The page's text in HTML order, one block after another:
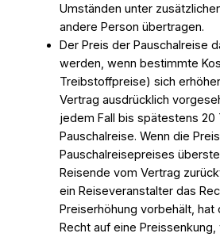
Umständen unter
andere Person übertragen.
Der Preis der Pauschalreise
werden, wenn bestimmte
Treibstoffpreise) sich
Vertrag ausdrücklich
jedem Fall bis spätestens 20
Pauschalreise. Wenn die
Pauschalreisepreises
Reisende vom Vertrag
ein Reiseveranstalter das
Preiserhöhung vorbehält, hat
Recht auf eine Preissenkung,